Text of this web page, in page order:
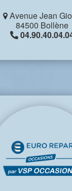
Avenue Jean
84500 Bollène